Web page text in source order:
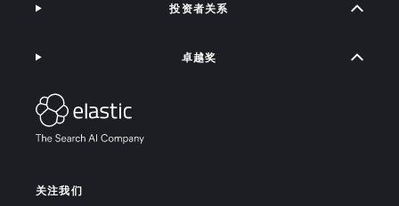
关注我们
投资者关系
卓越奖